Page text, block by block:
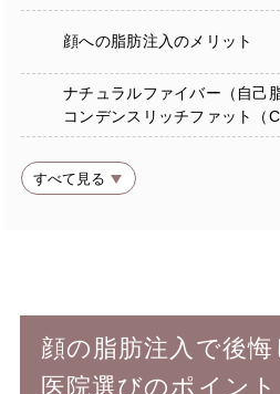
顔への脂肪注入のメリット
ナチュラルファイバー（自己
コンデンスリッチファット（
すべて見る
顔の脂肪注入で後
医院選びのポイント